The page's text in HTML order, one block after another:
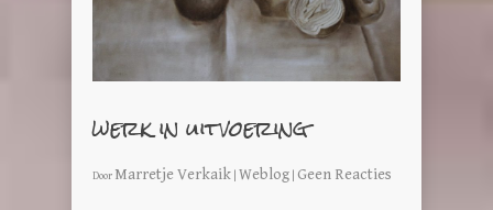
werk in uitvoering
Door Marretje Verkaik Weblog Geen Reacties